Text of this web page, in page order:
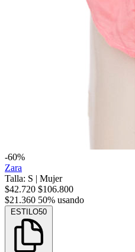
-60%
Zara
Talla: S | Mujer
$42.720 $106.800
$21.360 50% usando
ESTILO50